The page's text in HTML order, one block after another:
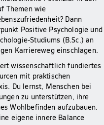
Themen wie
Dann
Positive Psychologie und
Studiums (B.Sc.) an
Karriereweg einschlagen.
wissenschaftlich fundiertes
mit praktischen
Du lernst, Menschen bei
zu unterstützen, ihre
Wohlbefinden aufzubauen.
eigene innere Balance